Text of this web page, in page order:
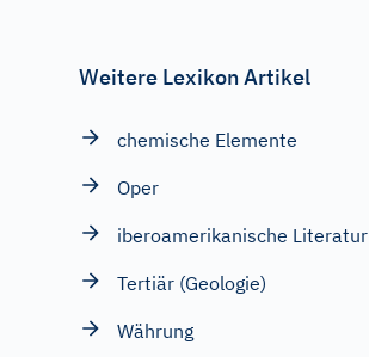
Weitere Lexikon Artikel
chemische Elemente
Oper
iberoamerikanische Literatur
Tertiär (Geologie)
Währung